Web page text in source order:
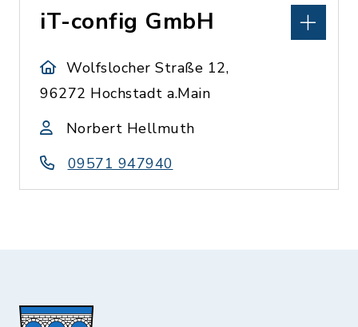
iT-config GmbH
Wolfslocher Straße 12,
96272 Hochstadt a.Main
Norbert Hellmuth
09571 947940